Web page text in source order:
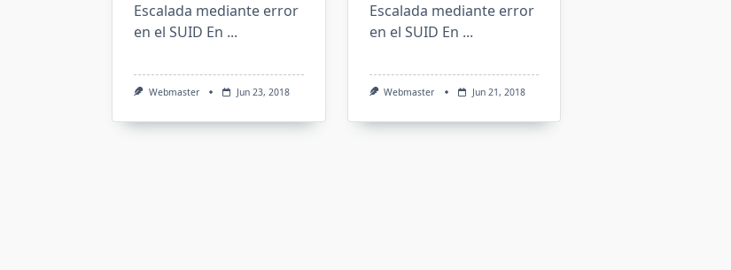
Escalada mediante error
en el SUID En ...
Webmaster Jun 23, 2018
Escalada mediante error
en el SUID En ...
Webmaster Jun 21, 2018